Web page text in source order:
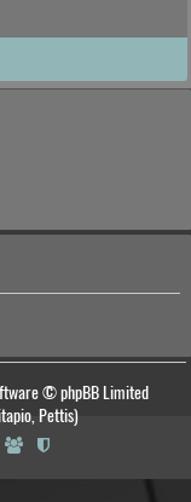
© phpBB Limited
Pettis)